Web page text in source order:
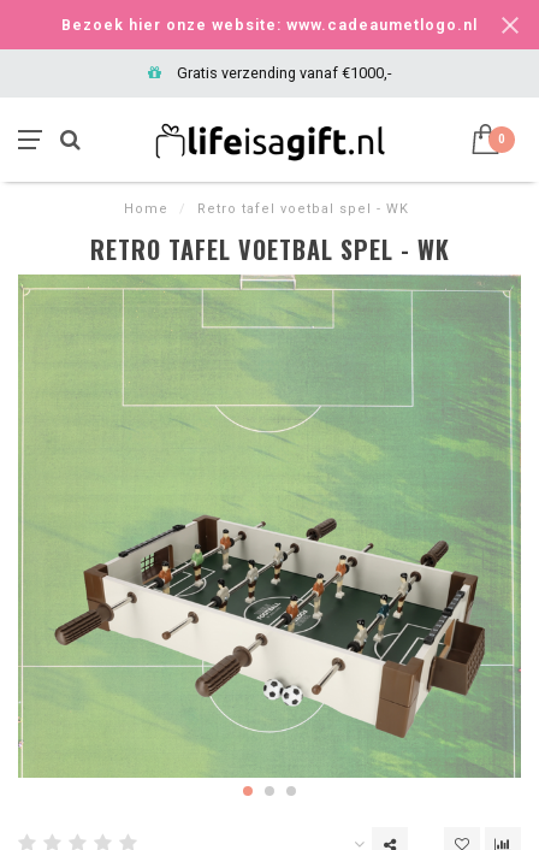
Bezoek hier onze website: www.cadeaumetlogo.nl
Gratis verzending vanaf €1000,-
0
Home / Retro tafel voetbal spel - WK
RETRO TAFEL VOETBAL SPEL - WK